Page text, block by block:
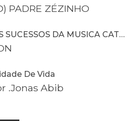
PADRE ZÉZINHO
8º GRANDES SUCESSOS DA MUSICA CATÓLICA
De Vida
.Jonas Abib